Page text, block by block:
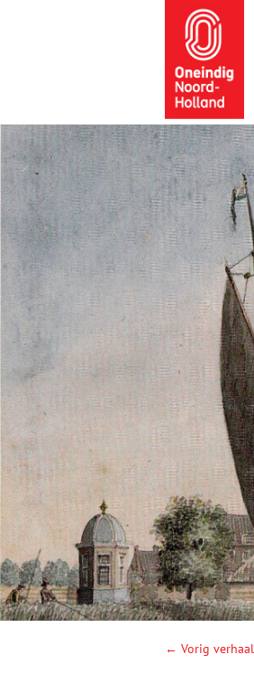
← Vorig verhaal